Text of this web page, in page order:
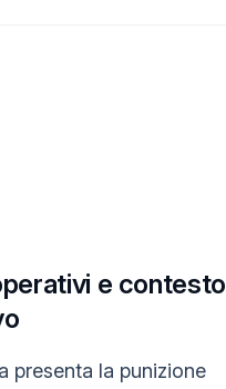
e contesto
presenta la punizione